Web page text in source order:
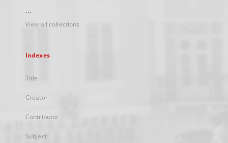
...
View all collections
Indexes
Title
Creator
Contributor
Subject